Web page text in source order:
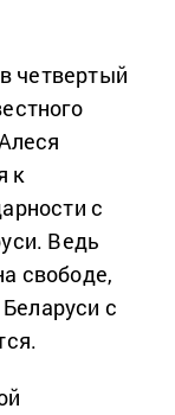
четвертый
к
с
Ведь
свободе,
с